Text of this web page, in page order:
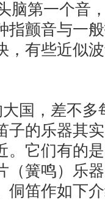
第一个音
指颤音与一
，有些近似
国，差不多
子的乐器其
。它们有的
（簧鸣）乐
侗笛作如下